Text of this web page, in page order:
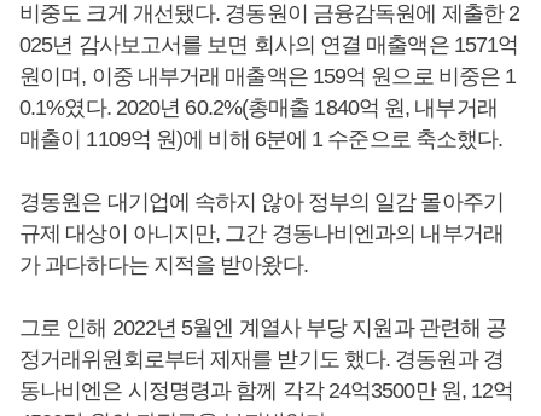
비중도 크게 개선됐다. 경동원이 금융감독원에 제출한 2
025년 감사보고서를 보면 회사의 연결 매출액은 1571억
원이며, 이중 내부거래 매출액은 159억 원으로 비중은 1
0.1%였다. 2020년 60.2%(총매출 1840억 원, 내부거래
매출이 1109억 원)에 비해 6분에 1 수준으로 축소했다.
경동원은 대기업에 속하지 않아 정부의 일감 몰아주기
규제 대상이 아니지만, 그간 경동나비엔과의 내부거래
가 과다하다는 지적을 받아왔다.
그로 인해 2022년 5월엔 계열사 부당 지원과 관련해 공
정거래위원회로부터 제재를 받기도 했다. 경동원과 경
동나비엔은 시정명령과 함께 각각 24억3500만 원, 12억